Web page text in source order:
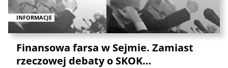
INFORMACJE
Finansowa farsa w Sejmie. Zamiast
rzeczowej debaty o SKOK…